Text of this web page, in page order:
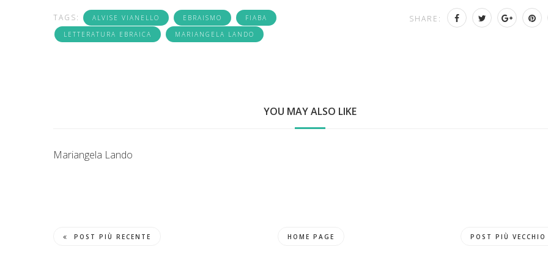
TAGS: ALVISE VIANELLO EBRAISMO
FIABA
LETTERATURA EBRAICA
MARIANGELA LANDO
SHARE:
YOU MAY ALSO LIKE
Mariangela Lando
POST PIÙ RECENTE HOME PAGE POST PIÙ VECCHIO